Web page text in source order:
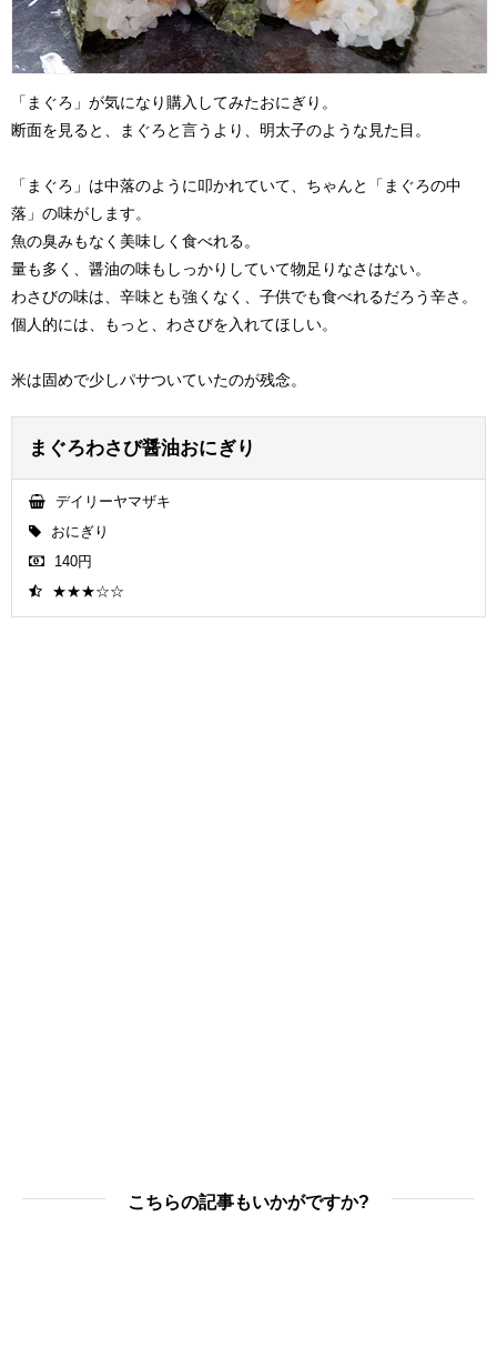
「まぐろ」が気になり購入してみたおにぎり。
断面を見ると、まぐろと言うより、明太子のような見た目。
「まぐろ」は中落のように叩かれていて、ちゃんと「まぐろの中
落」の味がします。
魚の臭みもなく美味しく食べれる。
量も多く、醤油の味もしっかりしていて物足りなさはない。
わさびの味は、辛味とも強くなく、子供でも食べれるだろう辛さ。
個人的には、もっと、わさびを入れてほしい。
米は固めで少しパサついていたのが残念。
まぐろわさび醤油おにぎり
デイリーヤマザキ
おにぎり
140円
★★★☆☆
こちらの記事もいかがですか?